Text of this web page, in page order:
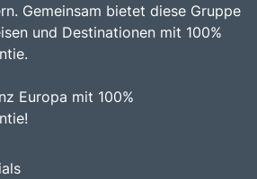
Gemeinsam bietet diese Gruppe
und Destinationen mit 100%
Europa mit 100%